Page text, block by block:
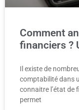
Comment
financiers ?
Il existe de
comptabilité dans
connaitre l’état de
permet